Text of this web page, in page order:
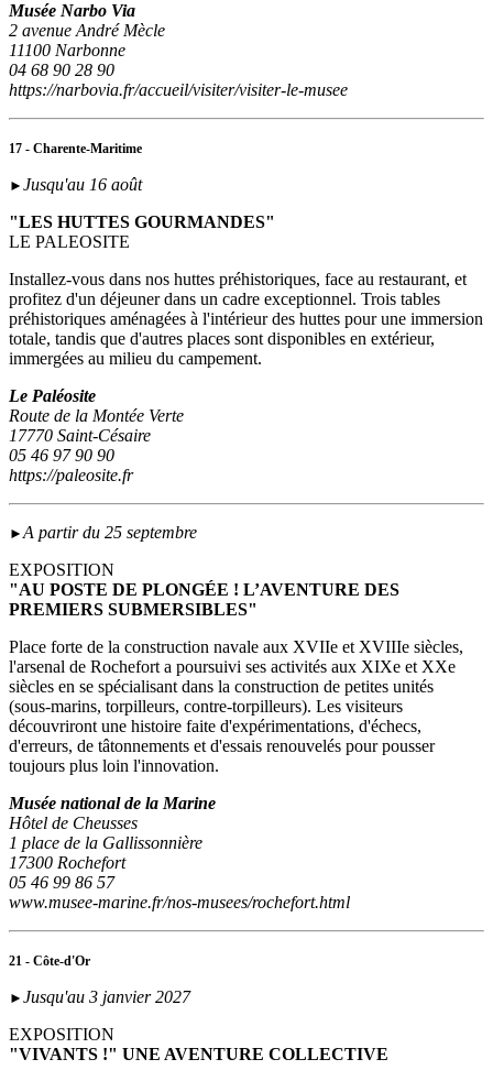
Musée Narbo Via
2 avenue André Mècle
11100 Narbonne
04 68 90 28 90
https://narbovia.fr/accueil/visiter/visiter-le-musee
17 - Charente-Maritime
► Jusqu'au 16 août
"LES HUTTES GOURMANDES"
LE PALEOSITE
Installez-vous dans nos huttes préhistoriques, face au restaurant, et
profitez d'un déjeuner dans un cadre exceptionnel. Trois tables
préhistoriques aménagées à l'intérieur des huttes pour une immersion
totale, tandis que d'autres places sont disponibles en extérieur,
immergées au milieu du campement.
Le Paléosite
Route de la Montée Verte
17770 Saint-Césaire
05 46 97 90 90
https://paleosite.fr
►A partir du 25 septembre
EXPOSITION
"AU POSTE DE PLONGÉE ! L’AVENTURE DES
PREMIERS SUBMERSIBLES"
Place forte de la construction navale aux XVIIe et XVIIIe siècles,
l'arsenal de Rochefort a poursuivi ses activités aux XIXe et XXe
siècles en se spécialisant dans la construction de petites unités
(sous‑marins, torpilleurs, contre-torpilleurs). Les visiteurs
découvriront une histoire faite d'expérimentations, d'échecs,
d'erreurs, de tâtonnements et d'essais renouvelés pour pousser
toujours plus loin l'innovation.
Musée national de la Marine
Hôtel de Cheusses
1 place de la Gallissonnière
17300 Rochefort
05 46 99 86 57
www.musee-marine.fr/nos-musees/rochefort.html
21 - Côte-d'Or
► Jusqu'au 3 janvier 2027
EXPOSITION
"VIVANTS !" UNE AVENTURE COLLECTIVE